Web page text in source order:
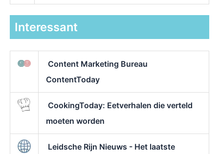
Interessant
Content Marketing Bureau
ContentToday
CookingToday: Eetverhalen die verteld
moeten worden
Leidsche Rijn Nieuws - Het laatste